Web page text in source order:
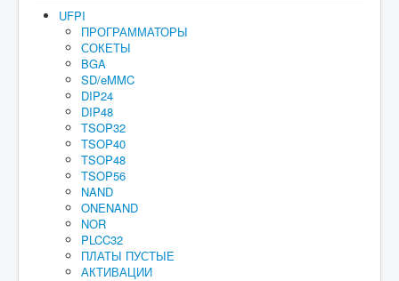
Главная
Руководство
Как купить
Для юридических лиц
Оплата и доставка
Мои заказы
Прайс-лист
Реквизиты
Гарантия
UFPI
ПРОГРАММАТОРЫ
СОКЕТЫ
BGA
SD/eMMC
DIP24
DIP48
TSOP32
TSOP40
TSOP48
TSOP56
NAND
ONENAND
NOR
PLCC32
ПЛАТЫ ПУСТЫЕ
АКТИВАЦИИ